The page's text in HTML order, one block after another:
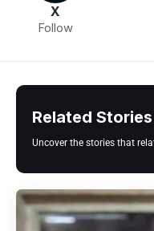
X
Follow
Related Stories
Uncover the stories that